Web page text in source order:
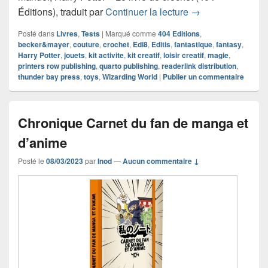
Éditions), traduit parContinuer la lecture Chronique Harry
→
Posté dans Livres, Tests | Marqué comme 404 Editions,
becker&mayer, couture, crochet, Edi8, Editis, fantastique, fantasy,
Harry Potter, jouets, kit activite, kit creatif, loisir creatif, magie,
printers row publishing, quarto publishing, readerlink distribution,
thunder bay press, toys, Wizarding World | Publier un commentaire
Chronique Carnet du fan de manga et
d’anime
Posté le 08/03/2023parInod—Aucun commentaire ↓